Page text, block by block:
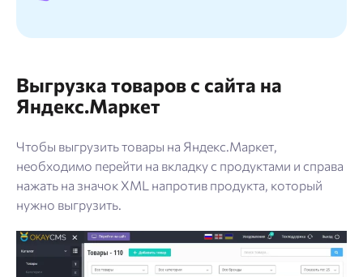
Выгрузка товаров с сайта на
Яндекс.Маркет
Чтобы выгрузить товары на Яндекс.Маркет,
необходимо перейти на вкладку с продуктами и справа
нажать на значок XML напротив продукта, который
нужно выгрузить.